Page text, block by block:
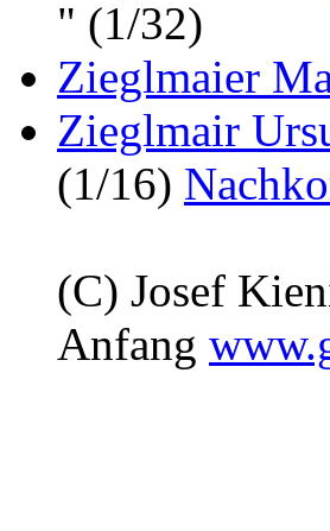
" (1/32)
Zieglmaier
Zieglmair
(1/16)
(C) Josef
Anfang